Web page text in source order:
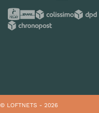
© LOFTNETS - 2026